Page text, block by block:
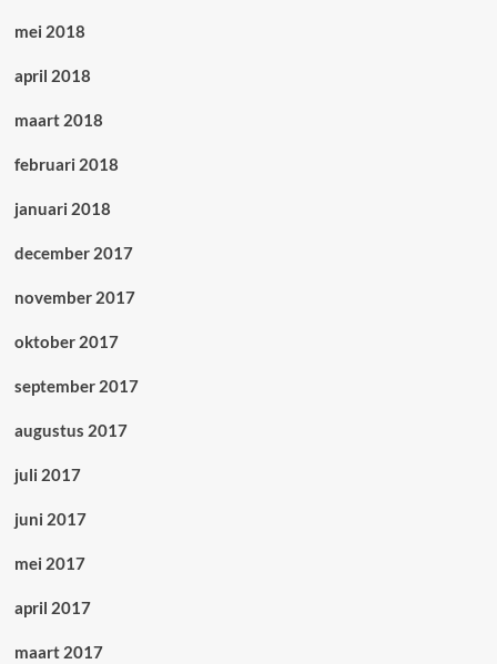
mei 2018
april 2018
maart 2018
februari 2018
januari 2018
december 2017
november 2017
oktober 2017
september 2017
augustus 2017
juli 2017
juni 2017
mei 2017
april 2017
maart 2017